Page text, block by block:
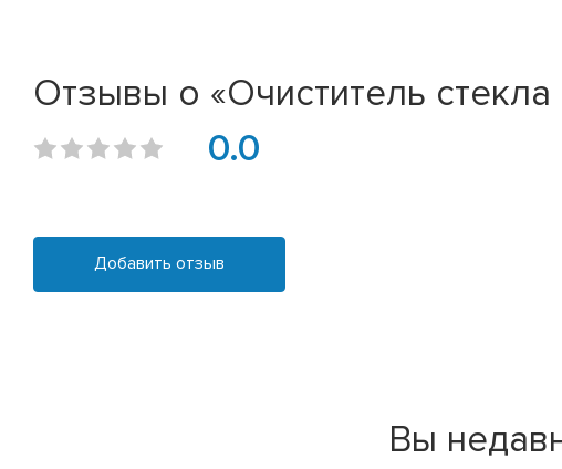
Отзывы о «Очиститель
0.0
Добавить отзыв
Вы